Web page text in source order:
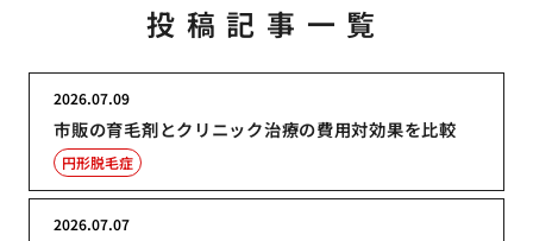
投稿記事一覧
市販の育毛剤とクリニック治療の費用対効果を比較
2026.07.09
円形脱毛症
2026.07.07